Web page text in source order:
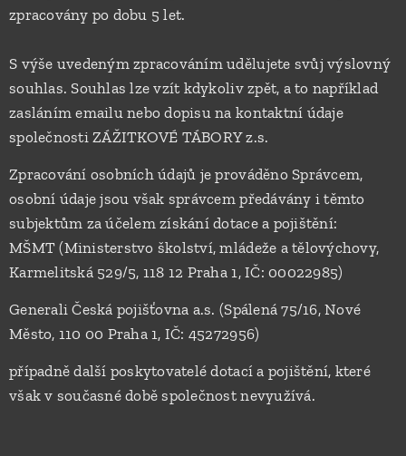
zpracovány po dobu 5 let.
S výše uvedeným zpracováním udělujete svůj výslovný
souhlas. Souhlas lze vzít kdykoliv zpět, a to například
zasláním emailu nebo dopisu na kontaktní údaje
společnosti ZÁŽITKOVÉ TÁBORY z.s.
Zpracování osobních údajů je prováděno Správcem,
osobní údaje jsou však správcem předávány i těmto
subjektům za účelem získání dotace a pojištění:
MŠMT (Ministerstvo školství, mládeže a tělovýchovy,
Karmelitská 529/5, 118 12 Praha 1, IČ: 00022985)
Generali Česká pojišťovna a.s. (Spálená 75/16, Nové
Město, 110 00 Praha 1, IČ: 45272956)
případně další poskytovatelé dotací a pojištění, které
však v současné době společnost nevyužívá.